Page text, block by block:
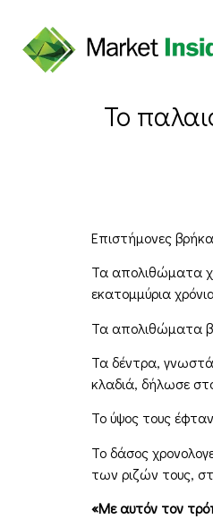
Το
Επιστήμονες
Τα απολιθώματα
εκατομμύρια
Τα απολιθώματα
Τα δέντρα, γνωστά
κλαδιά, δήλωσε
Το ύψος τους
Το δάσος
των ριζών τους,
«Με αυτόν τον